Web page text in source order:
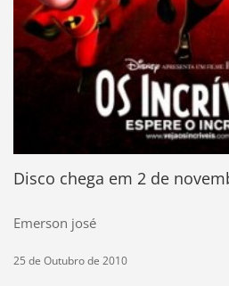
Disco chega em 2 de
Emerson josé
25 de Outubro de 2010